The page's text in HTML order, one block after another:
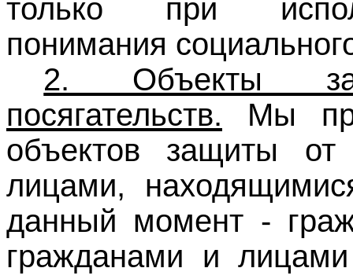
только при
понимания
2. Объекты
посягательств. Мы
объектов защиты от
лицами,
данный момент -
гражданами и